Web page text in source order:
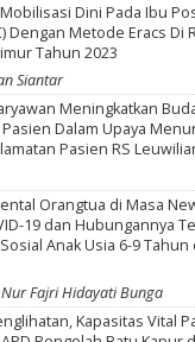
Dini Pada Ibu
Dengan Metode Eracs Di
Tahun 2023
Siantar
Meningkatkan
Dalam Upaya
Pasien RS
Orangtua di Masa
19 dan Hubungannya
Anak Usia 6-9 Tahun
Fajri Hidayati Bunga
Kapasitas Vital